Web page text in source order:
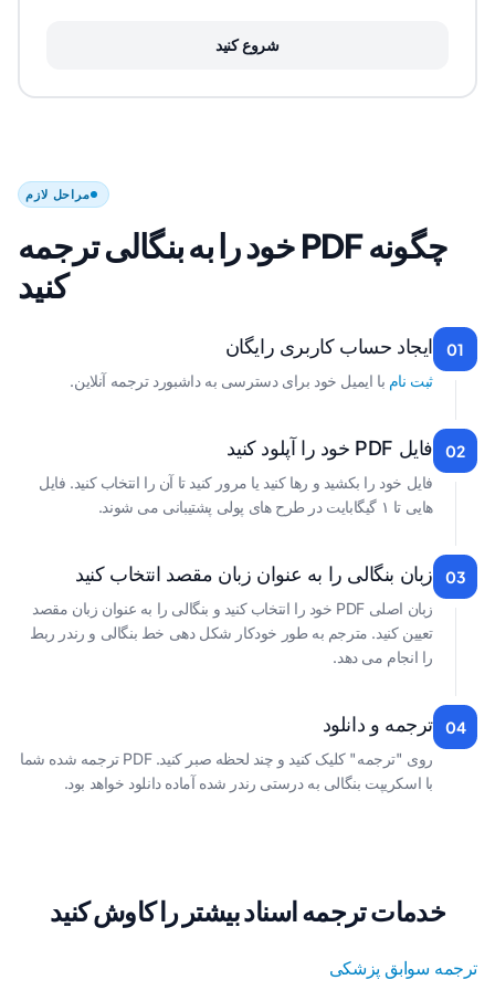
شروع کنید
مراحل لازم
چگونه PDF خود را به بنگالی ترجمه
کنید
01 ایجاد حساب کاربری رایگان
ثبت نام با ایمیل خود برای دسترسی به داشبورد ترجمه آنلاین.
02 فایل PDF خود را آپلود کنید
فایل خود را بکشید و رها کنید یا مرور کنید تا آن را انتخاب کنید. فایل
هایی تا ۱ گیگابایت در طرح های پولی پشتیبانی می شوند.
03 زبان بنگالی را به عنوان زبان مقصد انتخاب کنید
زبان اصلی PDF خود را انتخاب کنید و بنگالی را به عنوان زبان مقصد
تعیین کنید. مترجم به طور خودکار شکل دهی خط بنگالی و رندر ربط
را انجام می دهد.
04 ترجمه و دانلود
روی "ترجمه" کلیک کنید و چند لحظه صبر کنید. PDF ترجمه شده شما
با اسکریپت بنگالی به درستی رندر شده آماده دانلود خواهد بود.
خدمات ترجمه اسناد بیشتر را کاوش کنید
ترجمه سوابق پزشکی